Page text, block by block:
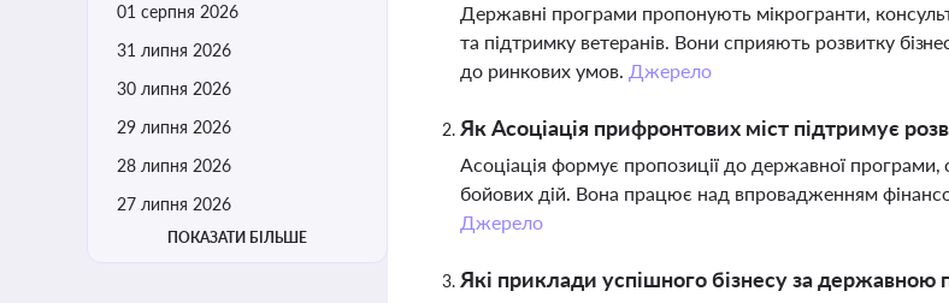
01 серпня 2026
31 липня 2026
30 липня 2026
29 липня 2026
28 липня 2026
27 липня 2026
ПОКАЗАТИ БІЛЬШЕ
Державні програми пропонують мікрогранти,
та підтримку ветеранів. Вони сприяють розвитку
до ринкових умов. Джерело
Як Асоціація прифронтових міст підтримує
Асоціація формує пропозиції до державної програми,
бойових дій. Вона працює над впровадженням
Джерело
Які приклади успішного бізнесу за державною